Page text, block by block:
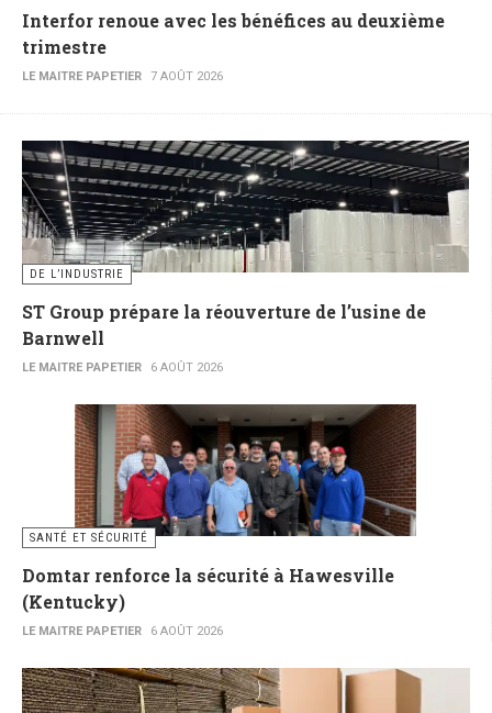
Interfor renoue avec les bénéfices au deuxième
trimestre
LE MAITRE PAPETIER 7 AOÛT 2026
DE L’INDUSTRIE
ST Group prépare la réouverture de l’usine de
Barnwell
LE MAITRE PAPETIER 6 AOÛT 2026
SANTÉ ET SÉCURITÉ
Domtar renforce la sécurité à Hawesville
(Kentucky)
LE MAITRE PAPETIER 6 AOÛT 2026